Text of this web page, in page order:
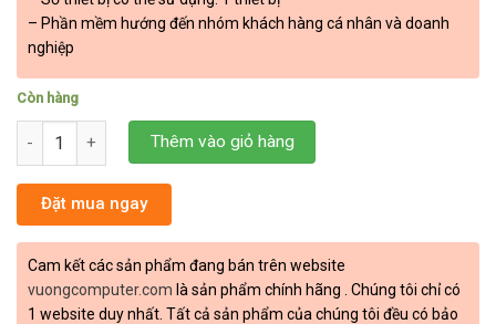
– Phần mềm hướng đến nhóm khách hàng cá nhân và doanh
nghiệp
Còn hàng
Windows 11 Pro 64bit Eng Intl 1PK DSP OEi DVD (FQC-10528)
Thêm vào giỏ hàng
Đặt mua ngay
Cam kết các sản phẩm đang bán trên website
vuongcomputer.com là sản phẩm chính hãng . Chúng tôi chỉ có
1 website duy nhất. Tất cả sản phẩm của chúng tôi đều có bảo